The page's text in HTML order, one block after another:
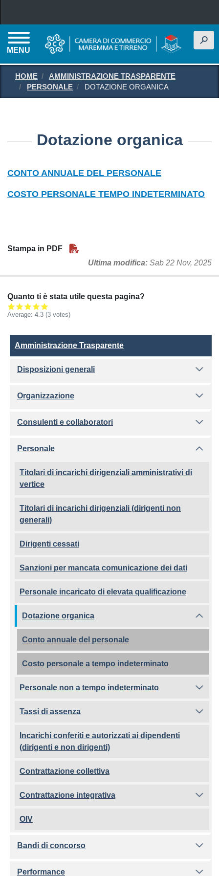
MENU
h
HOME
AMMINISTRAZIONE TRASPARENTE
PERSONALE
DOTAZIONE ORGANICA
Dotazione organica
CONTO ANNUALE DEL PERSONALE
COSTO PERSONALE TEMPO INDETERMINATO
Stampa in PDF
Ultima modifica Sab 22 Nov, 2025
Quanto ti è stata utile questa pagina?
Average: 4.3 (3 votes)
Amministrazione Trasparente
Amministrazione Trasparente
Disposizioni generali
Organizzazione
Consulenti e collaboratori
Personale
Titolari di incarichi dirigenziali amministrativi di
vertice
Titolari di incarichi dirigenziali (dirigenti non
generali)
Dirigenti cessati
Sanzioni per mancata comunicazione dei dati
Personale incaricato di elevata qualificazione
Dotazione organica
Conto annuale del personale
Costo personale a tempo indeterminato
Personale non a tempo indeterminato
Tassi di assenza
Incarichi conferiti e autorizzati ai dipendenti
(dirigenti e non dirigenti)
Contrattazione collettiva
Contrattazione integrativa
OIV
Bandi di concorso
Performance